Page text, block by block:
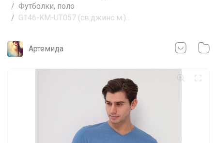
Футболки, поло
G146-KM-UT057 (св.джинс м.)...
Артемида